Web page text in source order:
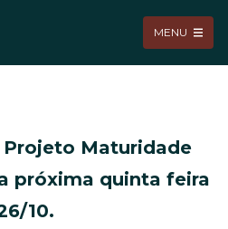
MENU
Maturidade
próxima quinta feira
10.